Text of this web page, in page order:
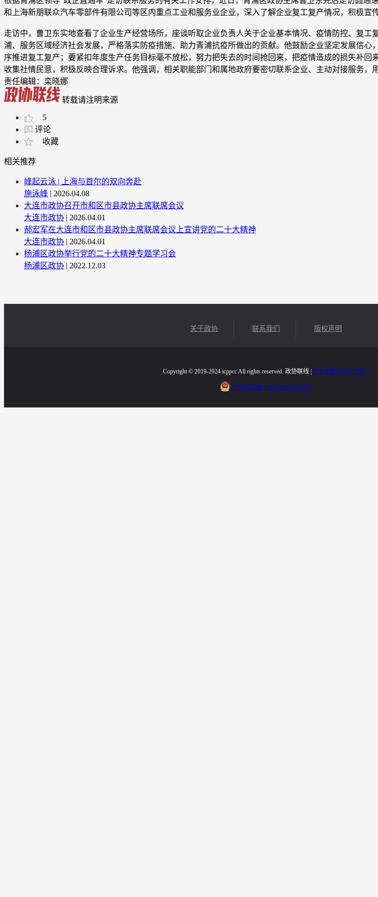
和上海新朋联众汽车零部件有限公司等区内重点工业和服务业企业，深入了解企业复工复产情况，积极宣
走访中，曹卫东实地查看了企业生产经营场所，座谈听取企业负责人关于企业基本情况、疫情防控、复
浦、服务区域经济社会发展，严格落实防疫措施、助力青浦抗疫所做出的贡献。他鼓励企业坚定发展信
序推进复工复产；要紧扣年度生产任务目标毫不放松，努力把失去的时间抢回来，把疫情造成的损失补
收集社情民意，积极反映合理诉求。他强调，相关职能部门和属地政府要密切联系企业、主动对接服务，
责任编辑：栾晓娜
转载请注明来源
5
评论
收藏
相关推荐
峰起云泳 | 上海与首尔的双向奔赴
施泳峰 | 2026.04.08
大连市政协召开市和区市县政协主席联席会议
大连市政协 | 2026.04.01
郝宏军在大连市和区市县政协主席联席会议上宣讲党的二十大精神
大连市政协 | 2026.04.01
杨浦区政协举行党的二十大精神专题学习会
杨浦区政协 | 2022.12.03
关于政协 联系我们 版权声明
Copyright © 2019-2024 icppcc All rights reserved. 政协联线 | 沪ICP备18044572号-1
沪公网安备 31010602003163号